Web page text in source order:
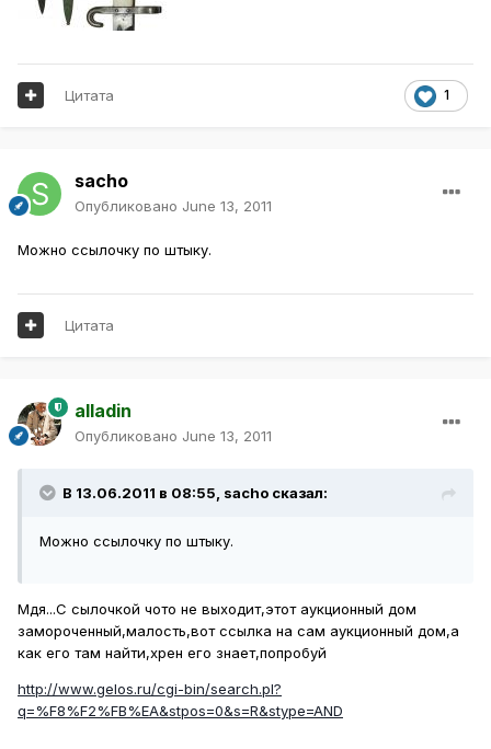
1
Цитата
sacho
Опубликовано June 13, 2011
Можно ссылочку по штыку.
Цитата
alladin
Опубликовано June 13, 2011
В 13.06.2011 в 08:55, sacho сказал:
Можно ссылочку по штыку.
Мдя...С сылочкой чото не выходит,этот аукционный дом
замороченный,малость,вот ссылка на сам аукционный дом,а
как его там найти,хрен его знает,попробуй
http://www.gelos.ru/cgi-bin/search.pl?
q=%F8%F2%FB%EA&stpos=0&s=R&stype=AND